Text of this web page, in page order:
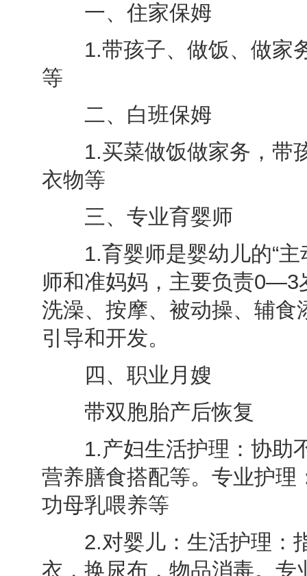
一、住家保姆
1.带孩子、做饭、做家
等
二、白班保姆
1.买菜做饭做家务，带
衣物等
三、专业育婴师
1.育婴师是婴幼儿的“主
师和准妈妈，主要负责0—3
洗澡、按摩、被动操、辅
引导和开发。
四、职业月嫂
带双胞胎产后恢复
1.产妇生活护理：协助
营养膳食搭配等。专业护
功母乳喂养等
2.对婴儿：生活护理：
衣，换尿布，物品消毒。